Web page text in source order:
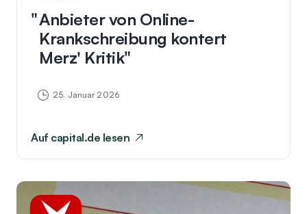
Anbieter von Online-
Krankschreibung kontert
Merz' Kritik
25. Januar 2026
Auf capital.de lesen